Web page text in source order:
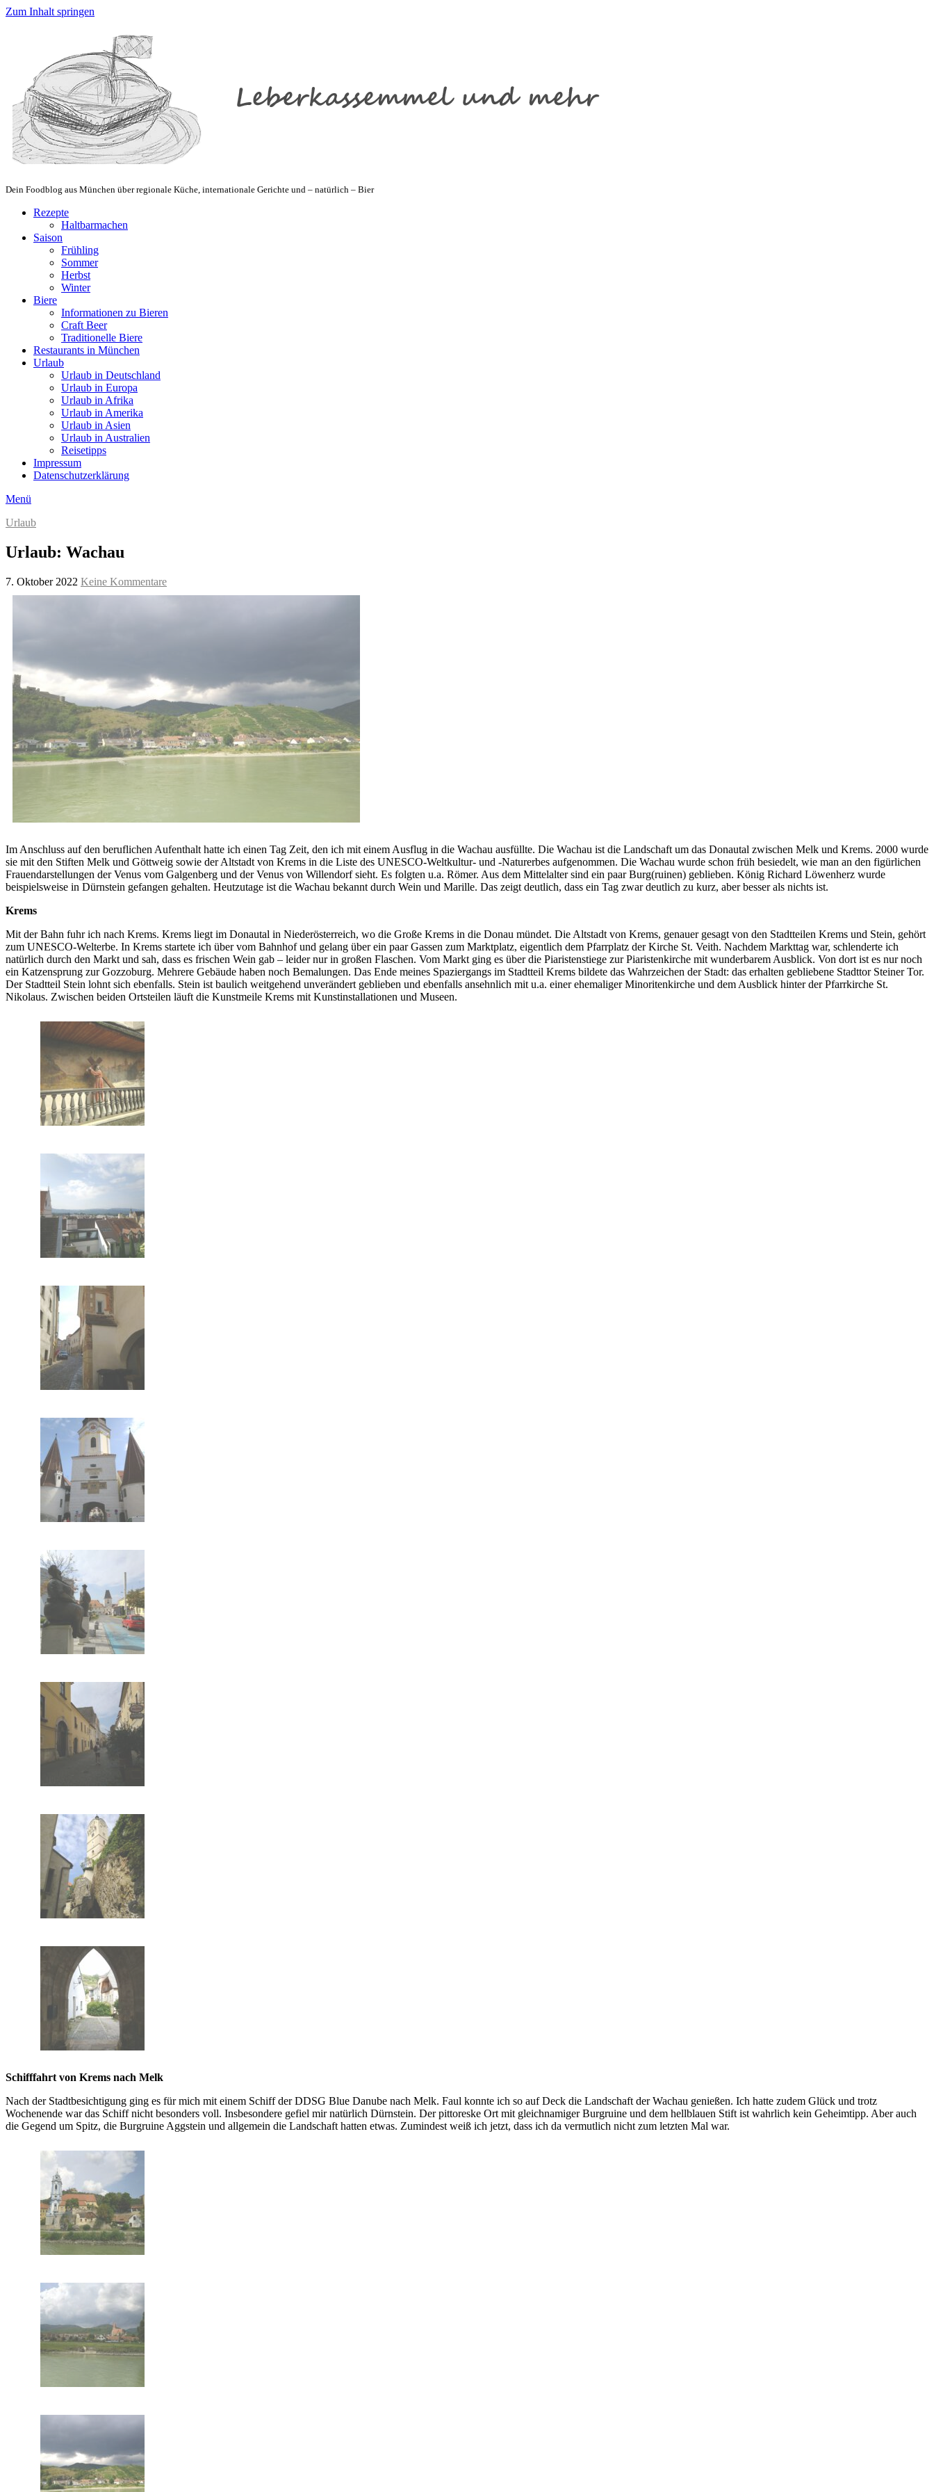
Zum Inhalt springen
Dein Foodblog aus München über regionale Küche, internationale Gerichte und – natürlich – Bier
Rezepte
Haltbarmachen
Saison
Frühling
Sommer
Herbst
Winter
Biere
Informationen zu Bieren
Craft Beer
Traditionelle Biere
Restaurants in München
Urlaub
Urlaub in Deutschland
Urlaub in Europa
Urlaub in Afrika
Urlaub in Amerika
Urlaub in Asien
Urlaub in Australien
Reisetipps
Impressum
Datenschutzerklärung
Menü
Urlaub
Urlaub: Wachau
7. Oktober 2022 Keine Kommentare
Im Anschluss auf den beruflichen Aufenthalt hatte ich einen Tag Zeit, den ich mit einem Ausflug in die Wachau ausfüllte. Die Wachau ist die Landschaft um das Donautal zwischen Melk und Krems. 2000 wurde
sie mit den Stiften Melk und Göttweig sowie der Altstadt von Krems in die Liste des UNESCO-Weltkultur- und -Naturerbes aufgenommen. Die Wachau wurde schon früh besiedelt, wie man an den figürlichen
Frauendarstellungen der Venus vom Galgenberg und der Venus von Willendorf sieht. Es folgten u.a. Römer. Aus dem Mittelalter sind ein paar Burg(ruinen) geblieben. König Richard Löwenherz wurde
beispielsweise in Dürnstein gefangen gehalten. Heutzutage ist die Wachau bekannt durch Wein und Marille. Das zeigt deutlich, dass ein Tag zwar deutlich zu kurz, aber besser als nichts ist.
Krems
Mit der Bahn fuhr ich nach Krems. Krems liegt im Donautal in Niederösterreich, wo die Große Krems in die Donau mündet. Die Altstadt von Krems, genauer gesagt von den Stadtteilen Krems und Stein, gehört
zum UNESCO-Welterbe. In Krems startete ich über vom Bahnhof und gelang über ein paar Gassen zum Marktplatz, eigentlich dem Pfarrplatz der Kirche St. Veith. Nachdem Markttag war, schlenderte ich
natürlich durch den Markt und sah, dass es frischen Wein gab – leider nur in großen Flaschen. Vom Markt ging es über die Piaristenstiege zur Piaristenkirche mit wunderbarem Ausblick. Von dort ist es nur noch
ein Katzensprung zur Gozzoburg. Mehrere Gebäude haben noch Bemalungen. Das Ende meines Spaziergangs im Stadtteil Krems bildete das Wahrzeichen der Stadt: das erhalten gebliebene Stadttor Steiner Tor.
Der Stadtteil Stein lohnt sich ebenfalls. Stein ist baulich weitgehend unverändert geblieben und ebenfalls ansehnlich mit u.a. einer ehemaliger Minoritenkirche und dem Ausblick hinter der Pfarrkirche St.
Nikolaus. Zwischen beiden Ortsteilen läuft die Kunstmeile Krems mit Kunstinstallationen und Museen.
Schifffahrt von Krems nach Melk
Nach der Stadtbesichtigung ging es für mich mit einem Schiff der DDSG Blue Danube nach Melk. Faul konnte ich so auf Deck die Landschaft der Wachau genießen. Ich hatte zudem Glück und trotz
Wochenende war das Schiff nicht besonders voll. Insbesondere gefiel mir natürlich Dürnstein. Der pittoreske Ort mit gleichnamiger Burgruine und dem hellblauen Stift ist wahrlich kein Geheimtipp. Aber auch
die Gegend um Spitz, die Burgruine Aggstein und allgemein die Landschaft hatten etwas. Zumindest weiß ich jetzt, dass ich da vermutlich nicht zum letzten Mal war.